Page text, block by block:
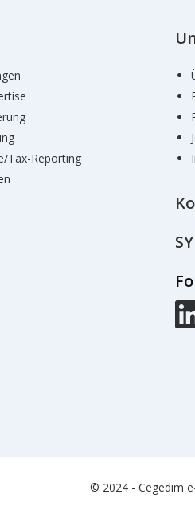
Tax-Reporting
© 2024 - Cegedim